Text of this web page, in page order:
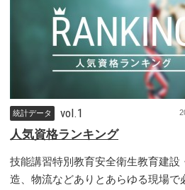
統計データ vol.1
人気資格ランキング
技能講習特別教育安全衛生教育建設
造、物流などありとあらゆる現場で